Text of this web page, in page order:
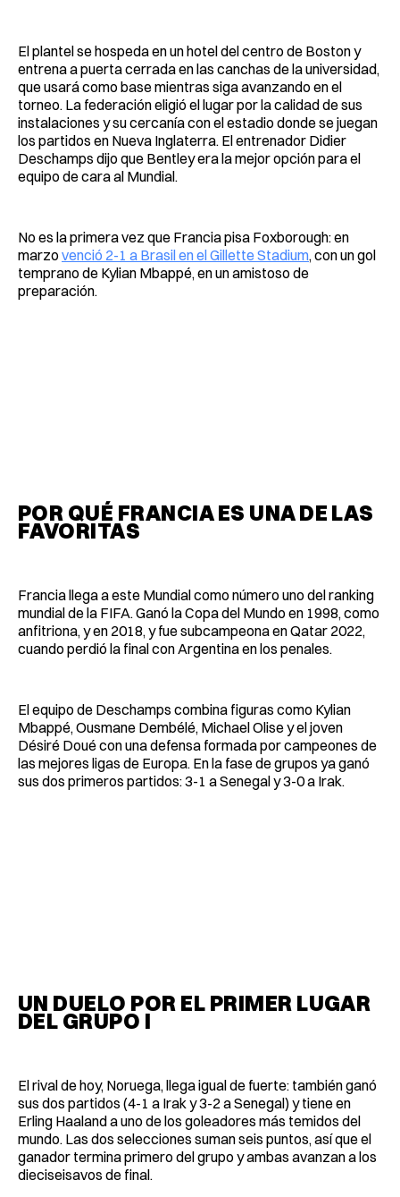
El plantel se hospeda en un hotel del centro de Boston y
entrena a puerta cerrada en las canchas de la universidad,
que usará como base mientras siga avanzando en el
torneo. La federación eligió el lugar por la calidad de sus
instalaciones y su cercanía con el estadio donde se juegan
los partidos en Nueva Inglaterra. El entrenador Didier
Deschamps dijo que Bentley era la mejor opción para el
equipo de cara al Mundial.
No es la primera vez que Francia pisa Foxborough: en
marzo venció 2-1 a Brasil en el Gillette Stadium, con un gol
temprano de Kylian Mbappé, en un amistoso de
preparación.
POR QUÉ FRANCIA ES UNA DE LAS
FAVORITAS
Francia llega a este Mundial como número uno del ranking
mundial de la FIFA. Ganó la Copa del Mundo en 1998, como
anfitriona, y en 2018, y fue subcampeona en Qatar 2022,
cuando perdió la final con Argentina en los penales.
El equipo de Deschamps combina figuras como Kylian
Mbappé, Ousmane Dembélé, Michael Olise y el joven
Désiré Doué con una defensa formada por campeones de
las mejores ligas de Europa. En la fase de grupos ya ganó
sus dos primeros partidos: 3-1 a Senegal y 3-0 a Irak.
UN DUELO POR EL PRIMER LUGAR
DEL GRUPO I
El rival de hoy, Noruega, llega igual de fuerte: también ganó
sus dos partidos (4-1 a Irak y 3-2 a Senegal) y tiene en
Erling Haaland a uno de los goleadores más temidos del
mundo. Las dos selecciones suman seis puntos, así que el
ganador termina primero del grupo y ambas avanzan a los
dieciseisavos de final.